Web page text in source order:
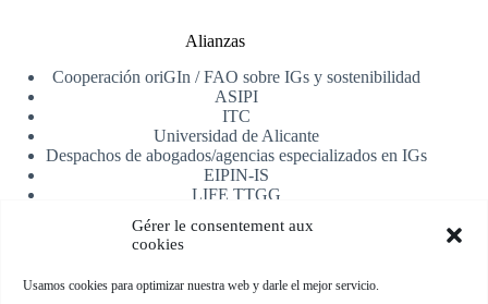
Gérer le consentement aux
cookies
Usamos cookies para optimizar nuestra web y darle el mejor servicio.
Alianzas
Cooperación oriGIn / FAO sobre IGs y sostenibilidad
ASIPI
ITC
Universidad de Alicante
Despachos de abogados/agencias especializados en IGs
EIPIN-IS
LIFE TTGG